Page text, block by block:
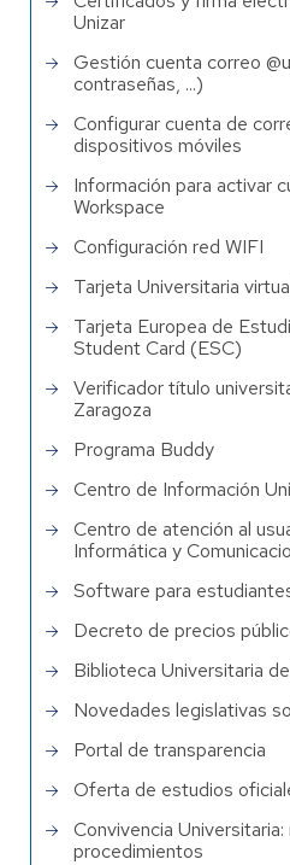
Unizar
Gestión cuenta correo
contraseñas, ...)
Configurar cuenta de
dispositivos móviles
Información para activar
Workspace
Configuración red WIFI
Tarjeta Universitaria
Tarjeta Europea de
Student Card (ESC)
Verificador título
Zaragoza
Programa Buddy
Centro de Información
Centro de atención al
Informática y
Software para
Decreto de precios
Biblioteca Universitaria
Novedades legislativas
Portal de transparencia
Oferta de estudios
Convivencia
procedimientos